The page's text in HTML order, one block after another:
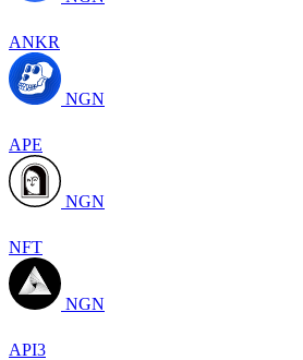
ANKR
NGN
APE
NGN
NFT
NGN
API3